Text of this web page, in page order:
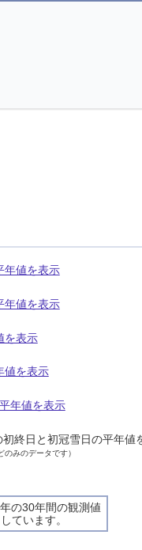
年値を表示
年値を表示
を表示
値を表示
年値を表示
終日と初冠雪日の平年値
のみのデータです）
の30年間の観測値
ています。